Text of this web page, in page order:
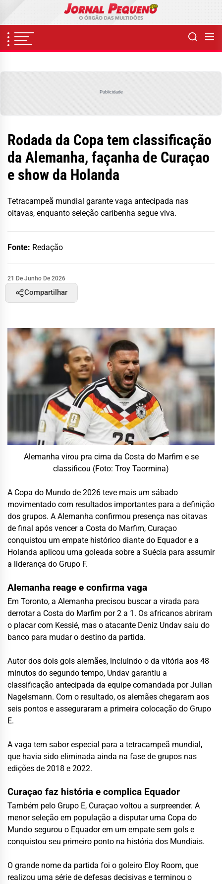
content
Publicidade
Rodada da Copa tem classificação
da Alemanha, façanha de Curaçao
e show da Holanda
Tetracampeã mundial garante vaga antecipada nas
oitavas, enquanto seleção caribenha segue viva.
Fonte: Redação
21 De Junho De 2026
Compartilhar
Alemanha virou pra cima da Costa do Marfim e se
classificou (Foto: Troy Taormina)
A Copa do Mundo de 2026 teve mais um sábado
movimentado com resultados importantes para a definição
dos grupos. A Alemanha confirmou presença nas oitavas
de final após vencer a Costa do Marfim, Curaçao
conquistou um empate histórico diante do Equador e a
Holanda aplicou uma goleada sobre a Suécia para assumir
a liderança do Grupo F.
Alemanha reage e confirma vaga
Em Toronto, a Alemanha precisou buscar a virada para
derrotar a Costa do Marfim por 2 a 1. Os africanos abriram
o placar com Kessié, mas o atacante Deniz Undav saiu do
banco para mudar o destino da partida.
Autor dos dois gols alemães, incluindo o da vitória aos 48
minutos do segundo tempo, Undav garantiu a
classificação antecipada da equipe comandada por Julian
Nagelsmann. Com o resultado, os alemães chegaram aos
seis pontos e asseguraram a primeira colocação do Grupo
E.
A vaga tem sabor especial para a tetracampeã mundial,
que havia sido eliminada ainda na fase de grupos nas
edições de 2018 e 2022.
Curaçao faz história e complica Equador
Também pelo Grupo E, Curaçao voltou a surpreender. A
menor seleção em população a disputar uma Copa do
Mundo segurou o Equador em um empate sem gols e
conquistou seu primeiro ponto na história dos Mundiais.
O grande nome da partida foi o goleiro Eloy Room, que
realizou uma série de defesas decisivas e terminou o